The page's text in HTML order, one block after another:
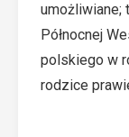
umożliwiane;
Północnej
polskiego w
rodzice